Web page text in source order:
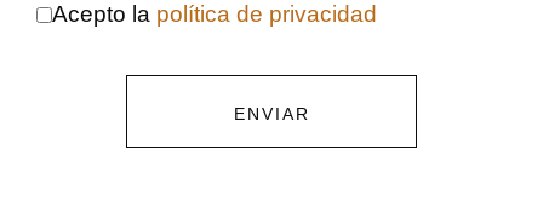
Acepto la política de privacidad
ENVIAR